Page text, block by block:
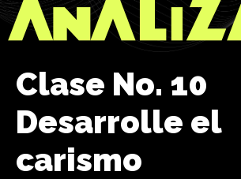
Clase No. 10
Desarrolle el
carismo